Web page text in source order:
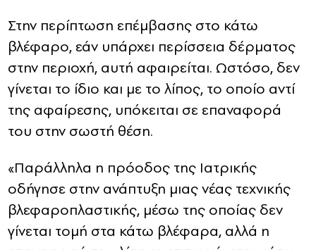
Στην περίπτωση επέμβασης στο κάτω
βλέφαρο, εάν υπάρχει περίσσεια δέρματος
στην περιοχή, αυτή αφαιρείται. Ωστόσο, δεν
γίνεται το ίδιο και με το λίπος, το οποίο αντί
της αφαίρεσης, υπόκειται σε επαναφορά
του στην σωστή θέση.
«Παράλληλα η πρόοδος της Ιατρικής
οδήγησε στην ανάπτυξη μιας νέας τεχνικής
βλεφαροπλαστικής, μέσω της οποίας δεν
γίνεται τομή στα κάτω βλέφαρα, αλλά η